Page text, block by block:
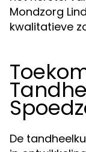
Mondzorg
kwalitatieve
De